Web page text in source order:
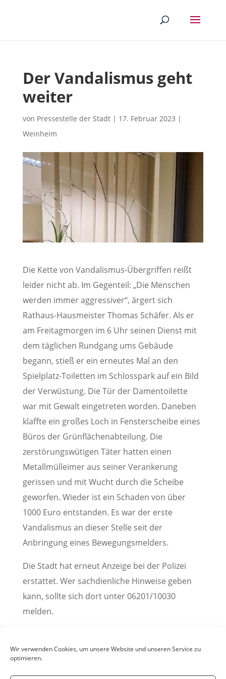
Wir verwenden Cookies, um unsere Website und unseren Service zu
optimieren.
Der Vandalismus geht
weiter
von Pressestelle der Stadt| 17. Februar 2023 |
Weinheim
Die Kette von Vandalismus-Übergriffen reißt
leider nicht ab. Im Gegenteil: „Die Menschen
werden immer aggressiver“, ärgert sich
Rathaus-Hausmeister Thomas Schäfer. Als er
am Freitagmorgen im 6 Uhr seinen Dienst mit
dem täglichen Rundgang ums Gebäude
begann, stieß er ein erneutes Mal an den
Spielplatz-Toiletten im Schlosspark auf ein Bild
der Verwüstung. Die Tür der Damentoilette
war mit Gewalt eingetreten worden. Daneben
klaffte ein großes Loch in Fensterscheibe eines
Büros der Grünflächenabteilung. Die
zerstörungswütigen Täter hatten einen
Metallmülleimer aus seiner Verankerung
gerissen und mit Wucht durch die Scheibe
geworfen. Wieder ist ein Schaden von über
1000 Euro entstanden. Es war der erste
Vandalismus an dieser Stelle seit der
Anbringung eines Bewegungsmelders.
Die Stadt hat erneut Anzeige bei der Polizei
erstattet. Wer sachdienliche Hinweise geben
kann, sollte sich dort unter 06201/10030
melden.
2023